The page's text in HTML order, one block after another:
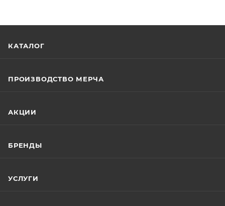
КАТАЛОГ
ПРОИЗВОДСТВО МЕРЧА
АКЦИИ
БРЕНДЫ
УСЛУГИ